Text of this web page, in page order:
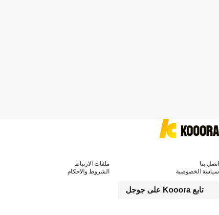
تابع Kooora على جوجل
اتصل بنا
ملفات الارتباط
سياسة الخصوصية
الشروط والاحكام